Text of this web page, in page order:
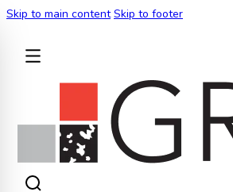
Skip to main content Skip to footer
BACK